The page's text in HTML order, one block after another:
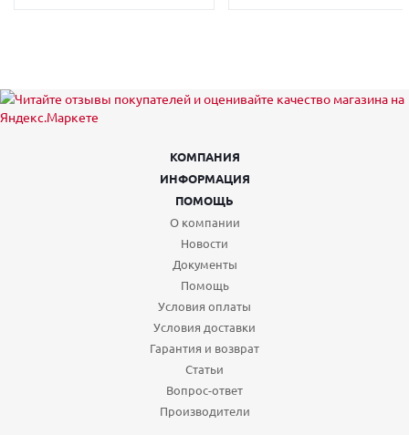
КОМПАНИЯ
ИНФОРМАЦИЯ
ПОМОЩЬ
О компании
Новости
Документы
Помощь
Условия оплаты
Условия доставки
Гарантия и возврат
Статьи
Вопрос-ответ
Производители